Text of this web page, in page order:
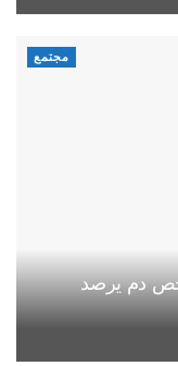
مجتمع
دم يرصد